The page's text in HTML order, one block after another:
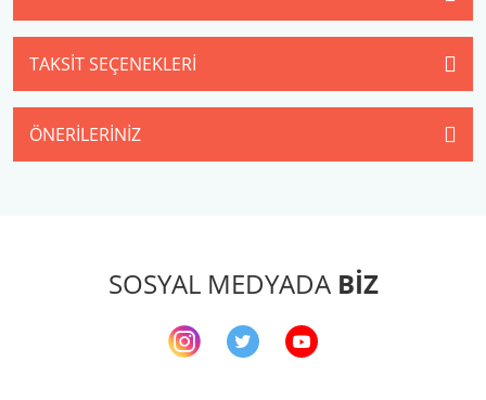
TAKSIT SEÇENEKLERI
ÖNERILERINIZ
SOSYAL MEDYADA BİZ